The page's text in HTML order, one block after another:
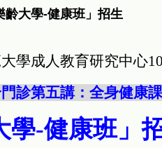
齡大學-健康班」招生
學成人教育研究中心
診第五講：全身健康
學-健康班」